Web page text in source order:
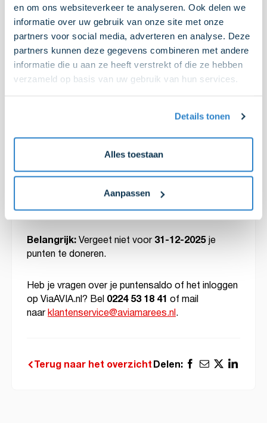
en om ons websiteverkeer te analyseren. Ook delen we
informatie over uw gebruik van onze site met onze
partners voor social media, adverteren en analyse. Deze
partners kunnen deze gegevens combineren met andere
informatie die u aan ze heeft verstrekt of die ze hebben
verzameld op basis van uw gebruik van hun services.
Details tonen
Alles toestaan
Aanpassen
naarklantenservice@aviamarees.nl(gebruik hierbij
uitsluitend het zakelijke e-mailadres dat bij ons
bekend is). Na je donatie ontvang je een
bevestiging. In de eerste week van januari ontvang
je een update over hoe alle AVIA Card houders hun
punten hebben gedoneerd.
Belangrijk:Vergeet niet voor31-12-2025je
punten te doneren.
Heb je vragen over je puntensaldo of het inloggen
op ViaAVIA.nl? Bel 0224 53 18 41 of mail
naarklantenservice@aviamarees.nl.
Terug naar het overzichtDelen: